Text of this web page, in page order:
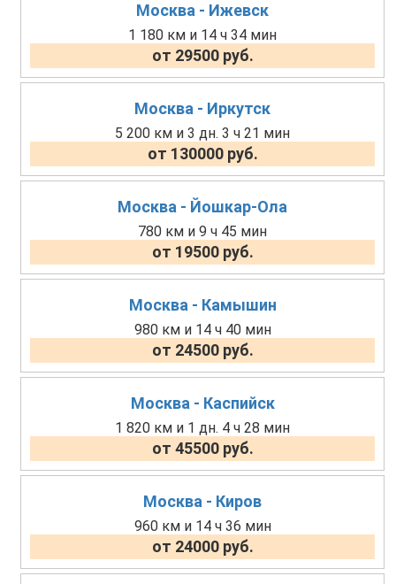
Москва - Ижевск
1 180 км и 14 ч 34 мин
от 29500 руб.
Москва - Иркутск
5 200 км и 3 дн. 3 ч 21 мин
от 130000 руб.
Москва - Йошкар-Ола
780 км и 9 ч 45 мин
от 19500 руб.
Москва - Камышин
980 км и 14 ч 40 мин
от 24500 руб.
Москва - Каспийск
1 820 км и 1 дн. 4 ч 28 мин
от 45500 руб.
Москва - Киров
960 км и 14 ч 36 мин
от 24000 руб.